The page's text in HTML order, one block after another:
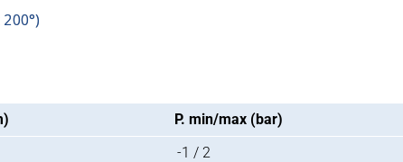
P. min/max (bar)
-1 / 2